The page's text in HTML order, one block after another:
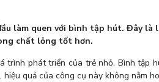
làm quen với bình tập hút. Đây là
chất lỏng tốt hơn.
phát triển của trẻ nhỏ. Bình tập
quả của công cụ này không nằm